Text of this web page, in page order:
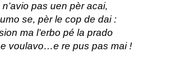
n’avio pas uen pèr acai,
se, pèr le cop de dai :
ma l’erbo pé la prado
voulavo…e re pus pas mai !